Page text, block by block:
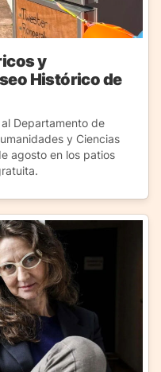
y
Histórico de
Departamento de
y Ciencias
agosto en los patios